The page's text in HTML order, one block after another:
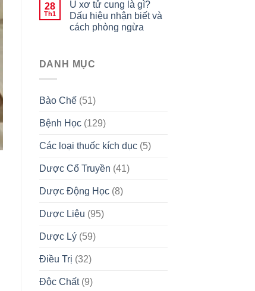
28
Th1
U xơ tử cung là gì?
Dấu hiệu nhận biết và
cách phòng ngừa
DANH MỤC
Bào Chế(51)
Bệnh Học(129)
Các loại thuốc kích dục(5)
Dược Cổ Truyền (41)
Dược Động Học(8)
Dược Liệu (95)
Dược Lý(59)
Điều Trị (32)
Độc Chất(9)